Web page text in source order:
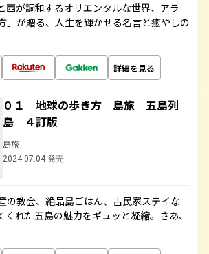
西が調和するオリエンタルな世界、アラ
」が贈る、人生を輝かせる名言と癒やしの
詳細を見る
０１ 地球の歩き方 島旅 五島列
島 ４訂版
島旅
2024.07.04 発売
の教会、絶品島ごはん、古民家ステイな
くれた五島の魅力をギュッと凝縮。さあ、